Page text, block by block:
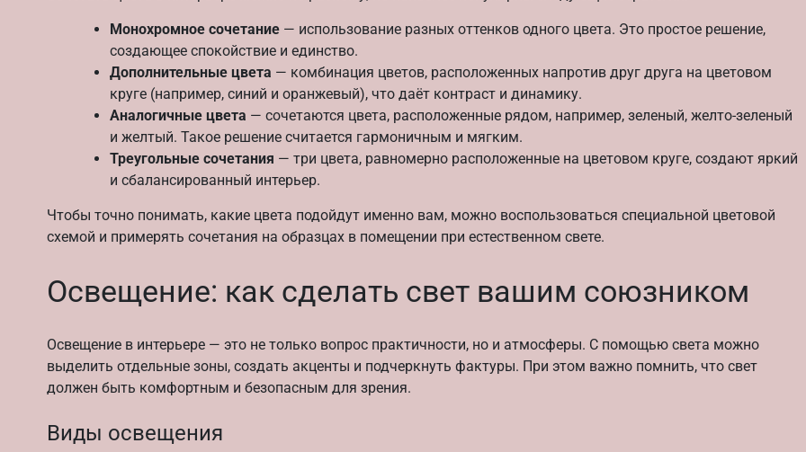
Монохромное сочетание — использование разных оттенков одного цвета. Это простое решение,
создающее спокойствие и единство.
Дополнительные цвета — комбинация цветов, расположенных напротив друг друга на цветовом
круге (например, синий и оранжевый), что даёт контраст и динамику.
Аналогичные цвета — сочетаются цвета, расположенные рядом, например, зеленый, желто-зеленый
и желтый. Такое решение считается гармоничным и мягким.
Треугольные сочетания — три цвета, равномерно расположенные на цветовом круге, создают яркий
и сбалансированный интерьер.
Чтобы точно понимать, какие цвета подойдут именно вам, можно воспользоваться специальной цветовой
схемой и примерять сочетания на образцах в помещении при естественном свете.
Освещение: как сделать свет вашим союзником
Освещение в интерьере — это не только вопрос практичности, но и атмосферы. С помощью света можно
выделить отдельные зоны, создать акценты и подчеркнуть фактуры. При этом важно помнить, что свет
должен быть комфортным и безопасным для зрения.
Виды освещения